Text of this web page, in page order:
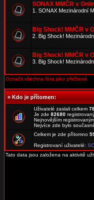
SONAX MMČR v
1. SONAX Mezinárodní
Big Shock! MMČR v
2. Big Shock!
Big Shock! MMČR v
3. Big Shock!
Označit všechna fóra jako přečtená
»Kdo je přítomen:
Uživatelé zaslali celkem
Je zde 82680
Nejnovějším
Nejvíce zde bylo
Celkem je zde přítomno
Registrovaní uživatelé:
Tato data jsou založena na aktivitě